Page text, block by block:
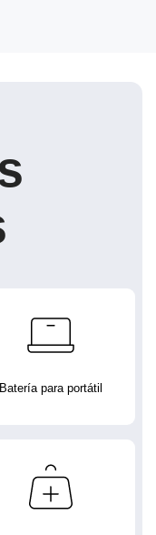
Batería para portátil